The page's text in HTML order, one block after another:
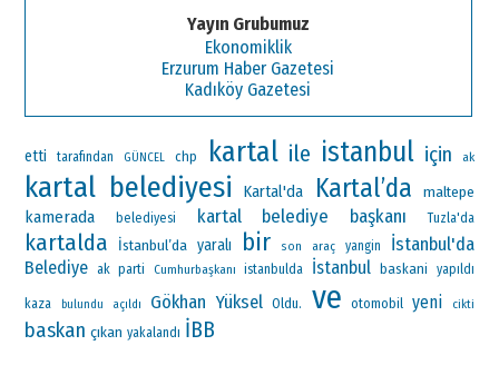
Yayın Grubumuz
Ekonomiklik
Erzurum Haber Gazetesi
Kadıköy Gazetesi
etti tarafından GÜNCEL chp kartal ile istanbul için ak
kartal belediyesi Kartal'da Kartal’da maltepe
kamerada belediyesi kartal belediye başkanı Tuzla'da
kartalda İstanbul’da yaralı bir son araç yangin İstanbul'da
Belediye ak parti Cumhurbaşkanı istanbulda İstanbul baskani yapıldı
kaza bulundu açıldı Gökhan Yüksel Oldu. ve otomobil yeni cikti
baskan çıkan yakalandı İBB